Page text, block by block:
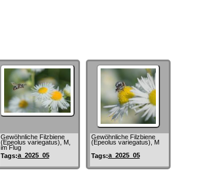
Gewöhnliche Filzbiene
(Epeolus variegatus), M,
im Flug
Tags:a_2025_05
Gewöhnliche Filzbiene
(Epeolus variegatus), M
Tags:a_2025_05